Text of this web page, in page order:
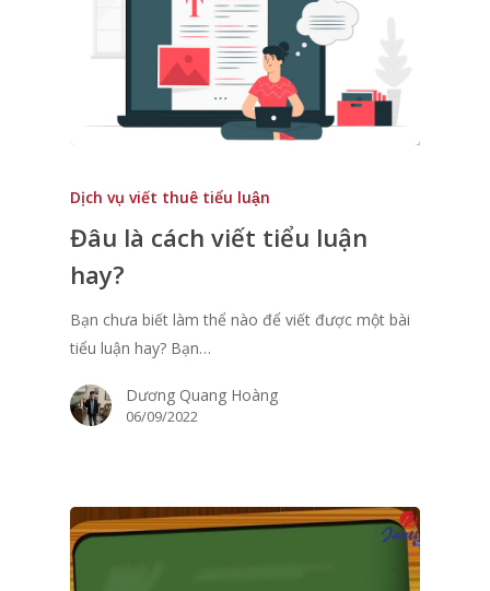
Dịch vụ viết thuê tiểu luận
Đâu là cách viết tiểu luận
hay?
Bạn chưa biết làm thể nào để viết được một bài
tiểu luận hay? Bạn…
Dương Quang Hoàng
06/09/2022